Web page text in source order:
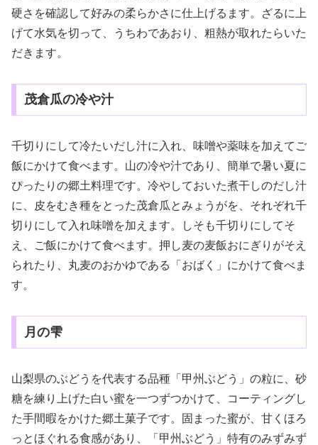
硬さを確認して好みの柔らかさに仕上げるます。ざるに上
げて水気を切って、うちわであおり、粗熱が取れたらいた
だきます。
茂倉瓜の冷や汁
千切りにして冷たいだし汁に入れ、味噌や薬味を加えてご
飯にかけて食べます。山の冷や汁であり、簡単で暑い夏に
ぴったりの郷土料理です。冷やしておいた煮干しのだし汁
に、皮をむき種をとった茂倉瓜とみょうがを、それぞれ千
切りにして入れ味噌を加えます。しそも千切りにしてそ
え、ご飯にかけて食べます。押し麦の麦飯おにぎりがそえ
られたり、丸麦のおかゆである「おばく」にかけて食べま
す。
月の雫
山梨県のぶどうを代表する品種「甲州ぶどう」の粒に、砂
糖を練り上げた白い蜜を一つずつかけて、コーティングし
た手間暇をかけた郷土菓子です。固まった蜜が、甘くほろ
っとほぐれる食感があり、「甲州ぶどう」特有のみずみず